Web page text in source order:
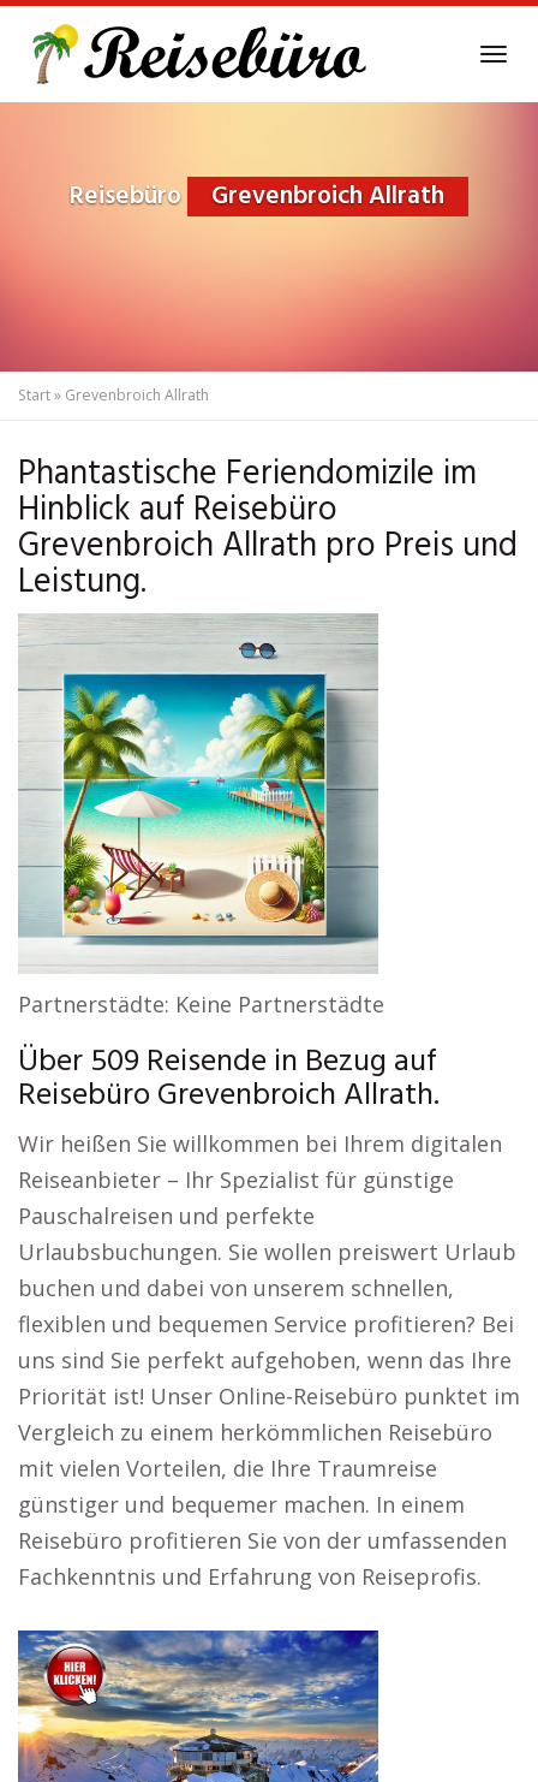
main
Reisebüro Grevenbroich Allrath
Start» Grevenbroich Allrath
Phantastische Feriendomizile im
Hinblick auf Reisebüro
Grevenbroich Allrath pro Preis und
Leistung.
Partnerstädte: Keine Partnerstädte
Über 509 Reisende in Bezug auf
Reisebüro Grevenbroich Allrath.
Wir heißen Sie willkommen bei Ihrem digitalen
Reiseanbieter – Ihr Spezialist für günstige
Pauschalreisen und perfekte
Urlaubsbuchungen. Sie wollen preiswert Urlaub
buchen und dabei von unserem schnellen,
flexiblen und bequemen Service profitieren? Bei
uns sind Sie perfekt aufgehoben, wenn das Ihre
Priorität ist! Unser Online-Reisebüro punktet im
Vergleich zu einem herkömmlichen Reisebüro
mit vielen Vorteilen, die Ihre Traumreise
günstiger und bequemer machen. In einem
Reisebüro profitieren Sie von der umfassenden
Fachkenntnis und Erfahrung von Reiseprofis.